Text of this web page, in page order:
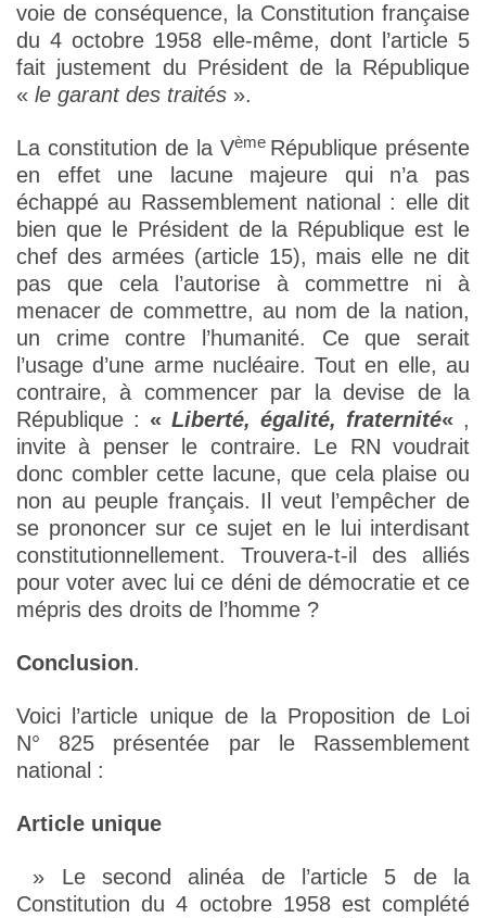
voie de conséquence, la Constitution française
du 4 octobre 1958 elle-même, dont l’article 5
fait justement du Président de la République
« le garant des traités ».
La constitution de la Vème République présente
en effet une lacune majeure qui n’a pas
échappé au Rassemblement national : elle dit
bien que le Président de la République est le
chef des armées (article 15), mais elle ne dit
pas que cela l’autorise à commettre ni à
menacer de commettre, au nom de la nation,
un crime contre l’humanité. Ce que serait
l’usage d’une arme nucléaire. Tout en elle, au
contraire, à commencer par la devise de la
République : « Liberté, égalité, fraternité« ,
invite à penser le contraire. Le RN voudrait
donc combler cette lacune, que cela plaise ou
non au peuple français. Il veut l’empêcher de
se prononcer sur ce sujet en le lui interdisant
constitutionnellement. Trouvera-t-il des alliés
pour voter avec lui ce déni de démocratie et ce
mépris des droits de l’homme ?
Conclusion.
Voici l’article unique de la Proposition de Loi
N° 825 présentée par le Rassemblement
national :
Article unique
» Le second alinéa de l’article 5 de la
Constitution du 4 octobre 1958 est complété